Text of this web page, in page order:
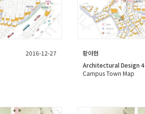
2016-12-27
황아현
Architectural Design 4
Campus Town Map